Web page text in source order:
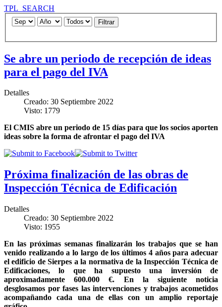
TPL_SEARCH
Filtrar
Se abre un periodo de recepción de ideas
para el pago del IVA
Detalles
Creado: 30 Septiembre 2022
Visto: 1779
El CMIS abre un periodo de 15 días para que los socios aporten
ideas sobre la forma de afrontar el pago del IVA
Próxima finalización de las obras de
Inspección Técnica de Edificación
Detalles
Creado: 30 Septiembre 2022
Visto: 1955
En las próximas semanas finalizarán los trabajos que se han
venido realizando a lo largo de los últimos 4 años para adecuar
el edificio de Sierpes a la normativa de la Inspección Técnica de
Edificaciones, lo que ha supuesto una inversión de
aproximadamente 600.000 €. En la siguiente noticia
desglosamos por fases las intervenciones y trabajos acometidos
acompañando cada una de ellas con un amplio reportaje